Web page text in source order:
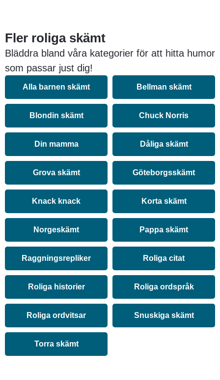
Fler roliga skämt
Bläddra bland våra kategorier för att hitta humor
som passar just dig!
Alla barnen skämt Bellman skämt
Blondin skämt Chuck Norris
Din mamma Dåliga skämt
Grova skämt Göteborgsskämt
Knack knack Korta skämt
Norgeskämt Pappa skämt
Raggningsrepliker Roliga citat
Roliga historier Roliga ordspråk
Roliga ordvitsar Snuskiga skämt
Torra skämt